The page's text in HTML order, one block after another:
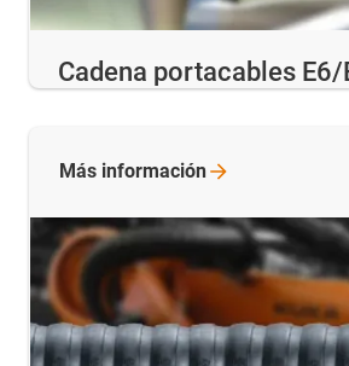
Cadena portacables E6/
Más información